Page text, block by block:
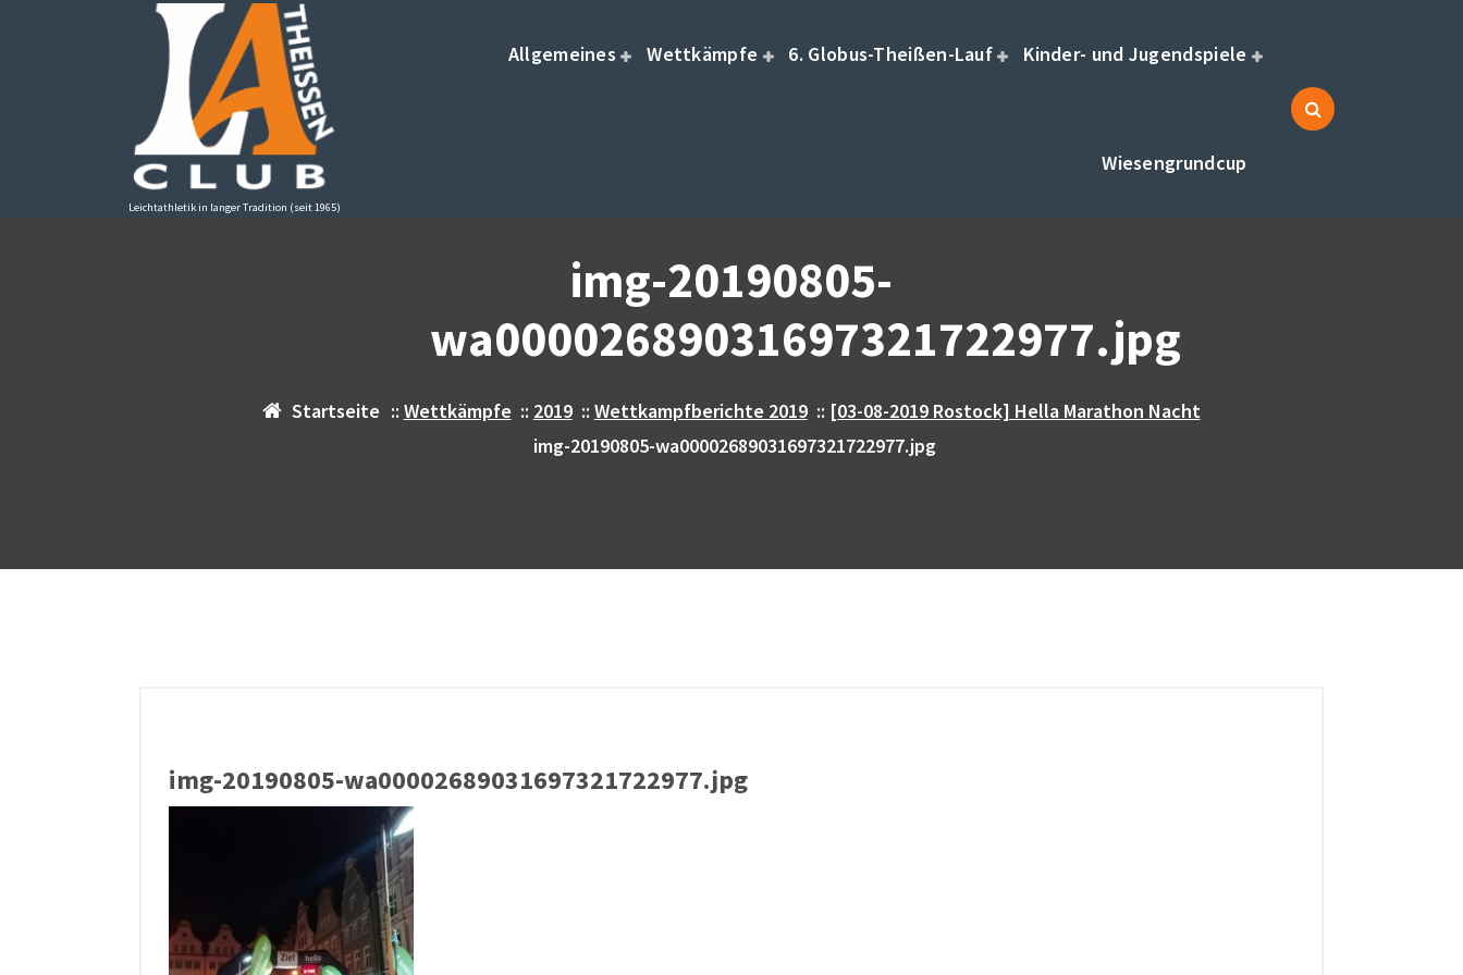
Leichtathletik in langer Tradition (seit 1965)
Allgemeines Wettkämpfe 6. Globus-Theißen-Lauf Kinder- und Jugendspiele
Wiesengrundcup
img-20190805-
wa00002689031697321722977.jpg
Startseite :: Wettkämpfe :: 2019:: Wettkampfberichte 2019:: [03-08-2019 Rostock] Hella Marathon Nacht
img-20190805-wa00002689031697321722977.jpg
img-20190805-wa00002689031697321722977.jpg